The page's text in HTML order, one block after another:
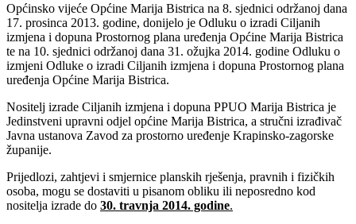
Općinsko vijeće Općine Marija Bistrica na 8. sjednici održanoj dana
17. prosinca 2013. godine, donijelo je Odluku o izradi Ciljanih
izmjena i dopuna Prostornog plana uređenja Općine Marija Bistrica
te na 10. sjednici održanoj dana 31. ožujka 2014. godine Odluku o
izmjeni Odluke o izradi Ciljanih izmjena i dopuna Prostornog plana
uređenja Općine Marija Bistrica.
Nositelj izrade Ciljanih izmjena i dopuna PPUO Marija Bistrica je
Jedinstveni upravni odjel općine Marija Bistrica, a stručni izrađivač
Javna ustanova Zavod za prostorno uređenje Krapinsko-zagorske
županije.
Prijedlozi, zahtjevi i smjernice planskih rješenja, pravnih i fizičkih
osoba, mogu se dostaviti u pisanom obliku ili neposredno kod
nositelja izrade do 30. travnja 2014. godine.